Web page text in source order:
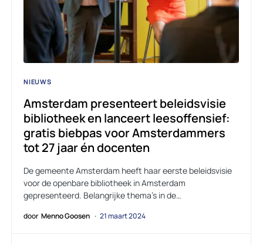
NIEUWS
Amsterdam presenteert beleidsvisie
bibliotheek en lanceert leesoffensief:
gratis biebpas voor Amsterdammers
tot 27 jaar én docenten
De gemeente Amsterdam heeft haar eerste beleidsvisie
voor de openbare bibliotheek in Amsterdam
gepresenteerd. Belangrijke thema’s in de…
door Menno Goosen 21 maart 2024